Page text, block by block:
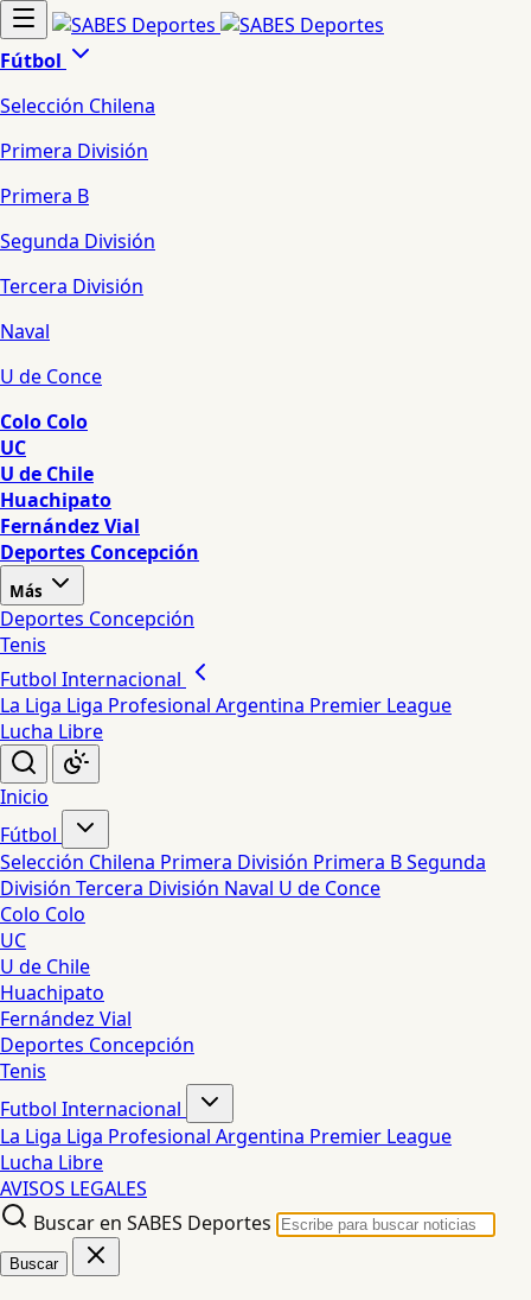
Fútbol
Selección Chilena
Primera División
Primera B
Segunda División
Tercera División
Naval
U de Conce
Colo Colo
UC
U de Chile
Huachipato
Fernández Vial
Deportes Concepción
Más
Deportes Concepción
Tenis
Futbol Internacional
La Liga Liga Profesional Argentina Premier League
Lucha Libre
Inicio
Fútbol
Selección Chilena Primera División Primera BSegunda
División Tercera División Naval U de Conce
Colo Colo
UC
U de Chile
Huachipato
Fernández Vial
Deportes Concepción
Tenis
Futbol Internacional
La Liga Liga Profesional Argentina Premier League
Lucha Libre
AVISOS LEGALES
Buscar en SABES Deportes
Buscar